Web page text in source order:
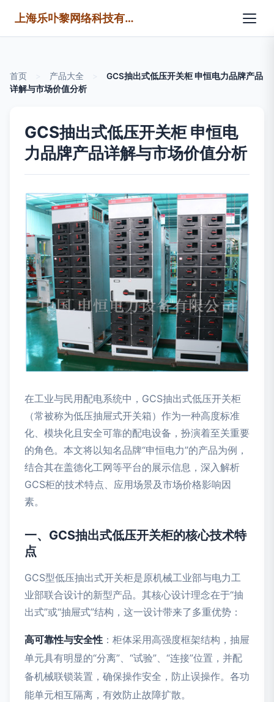
上海乐卟黎网络科技有限公司
首页 产品大全
GCS抽出式低压开关柜 申恒电力品牌产品
详解与市场价值分析
GCS抽出式低压开关柜 申恒电
力品牌产品详解与市场价值分析
在工业与民用配电系统中，GCS抽出式低压开关柜
（常被称为低压抽屉式开关箱）作为一种高度标准
化、模块化且安全可靠的配电设备，扮演着至关重要
的角色。本文将以知名品牌“申恒电力”的产品为例，
结合其在盖德化工网等平台的展示信息，深入解析
GCS柜的技术特点、应用场景及市场价格影响因
素。
一、GCS抽出式低压开关柜的核心技术特
点
GCS型低压抽出式开关柜是原机械工业部与电力工
业部联合设计的新型产品。其核心设计理念在于“抽
出式”或“抽屉式”结构，这一设计带来了多重优势：
高可靠性与安全性 ：柜体采用高强度框架结构，抽屉
单元具有明显的“分离”、“试验”、“连接”位置，并配
备机械联锁装置，确保操作安全，防止误操作。各功
能单元相互隔离，有效防止故障扩散。